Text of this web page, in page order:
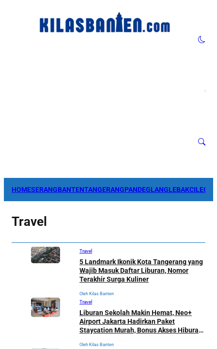
HOMESERANGBANTENTANGERANGPANDEGLANGLEBAK
Travel
Travel
5 Landmark Ikonik Kota Tangerang yang
Wajib Masuk Daftar Liburan, Nomor
Terakhir Surga Kuliner
Oleh Kilas Banten
Travel
Liburan Sekolah Makin Hemat, Neo+
Airport Jakarta Hadirkan Paket
Staycation Murah, Bonus Akses Hiburan
Oleh Kilas Banten